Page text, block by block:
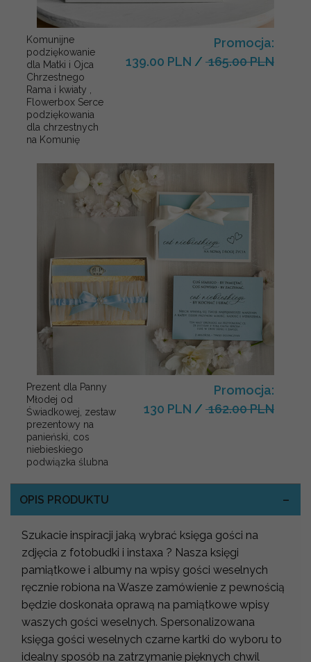
Komunijne
podziękowanie
dla Matki i Ojca
Chrzestnego
Rama i kwiaty ,
Flowerbox Serce
podziękowania
dla chrzestnych
na Komunię
Promocja:
139.00 PLN / 165.00 PLN
Prezent dla Panny
Młodej od
Świadkowej, zestaw
prezentowy na
panieński, cos
niebieskiego
podwiązka ślubna
Promocja:
130 PLN / 162.00 PLN
OPIS PRODUKTU
Szukacie inspiracji jaką wybrać księga gości na
zdjęcia z fotobudki i instaxa ? Nasza księgi
pamiątkowe i albumy na wpisy gości weselnych
ręcznie robiona na Wasze zamówienie z pewnością
będzie doskonała oprawą na pamiątkowe wpisy
waszych gości weselnych. Spersonalizowana
księga gości weselnych czarne kartki do wyboru to
idealny sposób na zatrzymanie pięknych chwil